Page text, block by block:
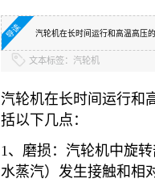
汽轮机在长时间运行和高温高压
导读
文本标签： 汽轮机
汽轮机在长时间运行和
括以下几点：
1、磨损：汽轮机中旋
水蒸汽）发生接触和相